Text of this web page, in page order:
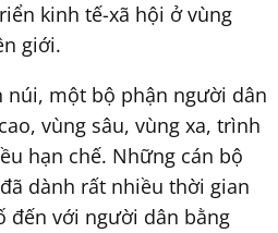
kinh tế-xã hội ở vùng
giới.
núi, một bộ phận người dân
vùng sâu, vùng xa, trình
hạn chế. Những cán bộ
dành rất nhiều thời gian
đến với người dân bằng